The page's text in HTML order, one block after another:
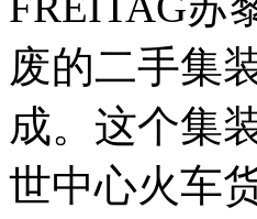
废的二手集
成。这个集
世中心火车